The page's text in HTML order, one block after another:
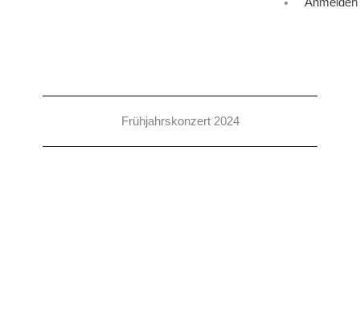
Frühjahrskonzert 2024